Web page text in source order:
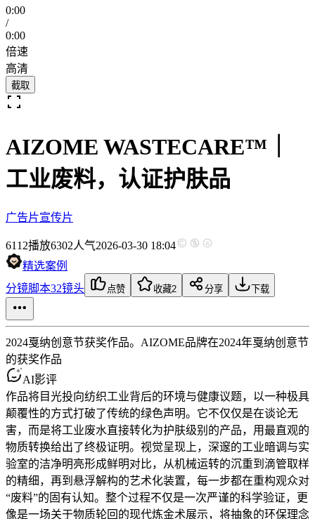
0:00
/
0:00
倍速
高清
截取
AIZOME WASTECARE™｜
工业废料，认证护肤品
广告片宣传片
6112播放6302人气2026-03-30 18:04
精选案例
分镜脚本32镜头 点赞 收藏2 分享 下载
2024戛纳创意节获奖作品。AIZOME品牌在2024年戛纳创意节
的获奖作品
AI影评
作品将目光投向纺织工业背后的环境与健康议题，以一种极具
颠覆性的方式打破了传统的绿色声明。它不仅仅是在谈论无
害，而是将工业废水直接转化为护肤级别的产品，用最直观的
物质转换给出了终极证明。视觉呈现上，深邃的工业暗调与实
验室的洁净明亮形成鲜明对比，从机械运转的沉重到滴管取样
的精细，再到悬浮解构的艺术化装置，每一步都在重构观众对
“废料”的固有认知。整个过程不仅是一次严谨的科学验证，更
像是一场关于物质轮回的现代炼金术展示，将抽象的环保理念